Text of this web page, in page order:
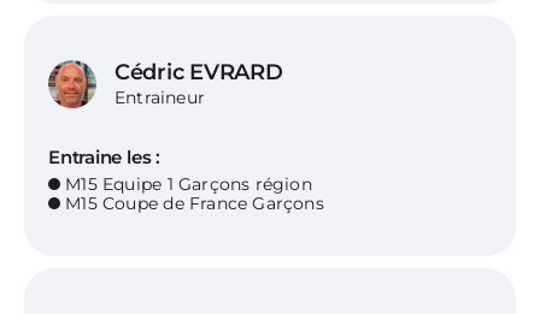
Cédric EVRARD
Entraineur
Entraine les :
M15 Equipe 1 Garçons région
M15 Coupe de France Garçons